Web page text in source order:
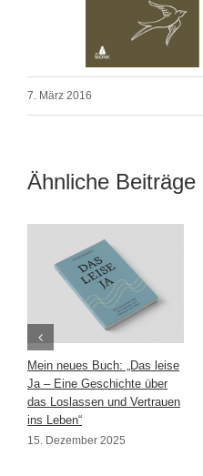
7. März 2016
Ähnliche Beiträge
Mein neues Buch: „Das leise
Ja – Eine Geschichte über
das Loslassen und Vertrauen
ins Leben“
15. Dezember 2025